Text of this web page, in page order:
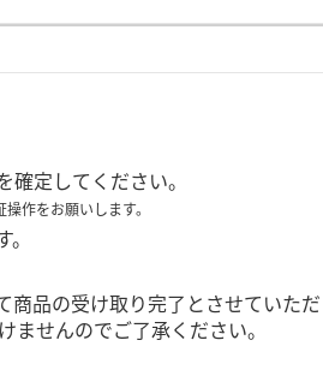
定してください。
作をお願いします。
商品の受け取り完了とさせていた
せんのでご了承ください。